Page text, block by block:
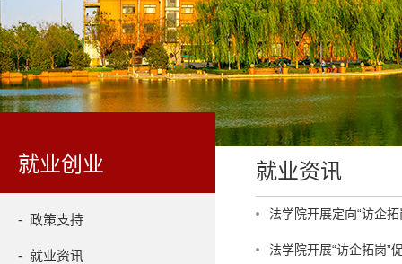
就业创业
- 政策支持
- 就业资讯
就业资讯
法学院开展定向“访企
法学院开展“访企拓岗”